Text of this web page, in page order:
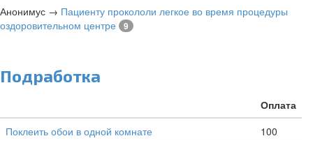
Анонимус → Пациенту прокололи легкое во время процедуры
оздоровительном центре
9
Подработка
Оплата
Поклеить обои в одной комнате
100